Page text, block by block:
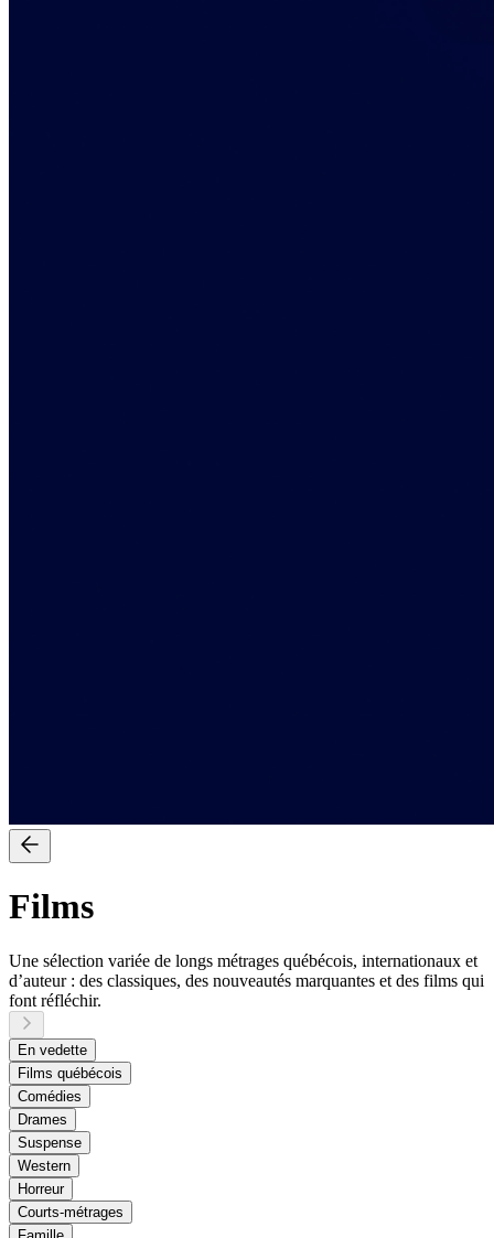
Films
Une sélection variée de longs métrages québécois, internationaux et
d’auteur : des classiques, des nouveautés marquantes et des films qui
font réfléchir.
En vedette
Films québécois
Comédies
Drames
Suspense
Western
Horreur
Courts-métrages